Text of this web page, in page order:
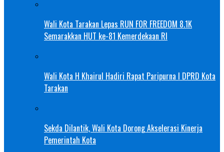
Wali Kota Tarakan Lepas RUN FOR FREEDOM 8.1K
Semarakkan HUT ke-81 Kemerdekaan RI
Wali Kota H Khairul Hadiri Rapat Paripurna I DPRD Kota
Tarakan
Sekda Dilantik, Wali Kota Dorong Akselerasi Kinerja
Pemerintah Kota